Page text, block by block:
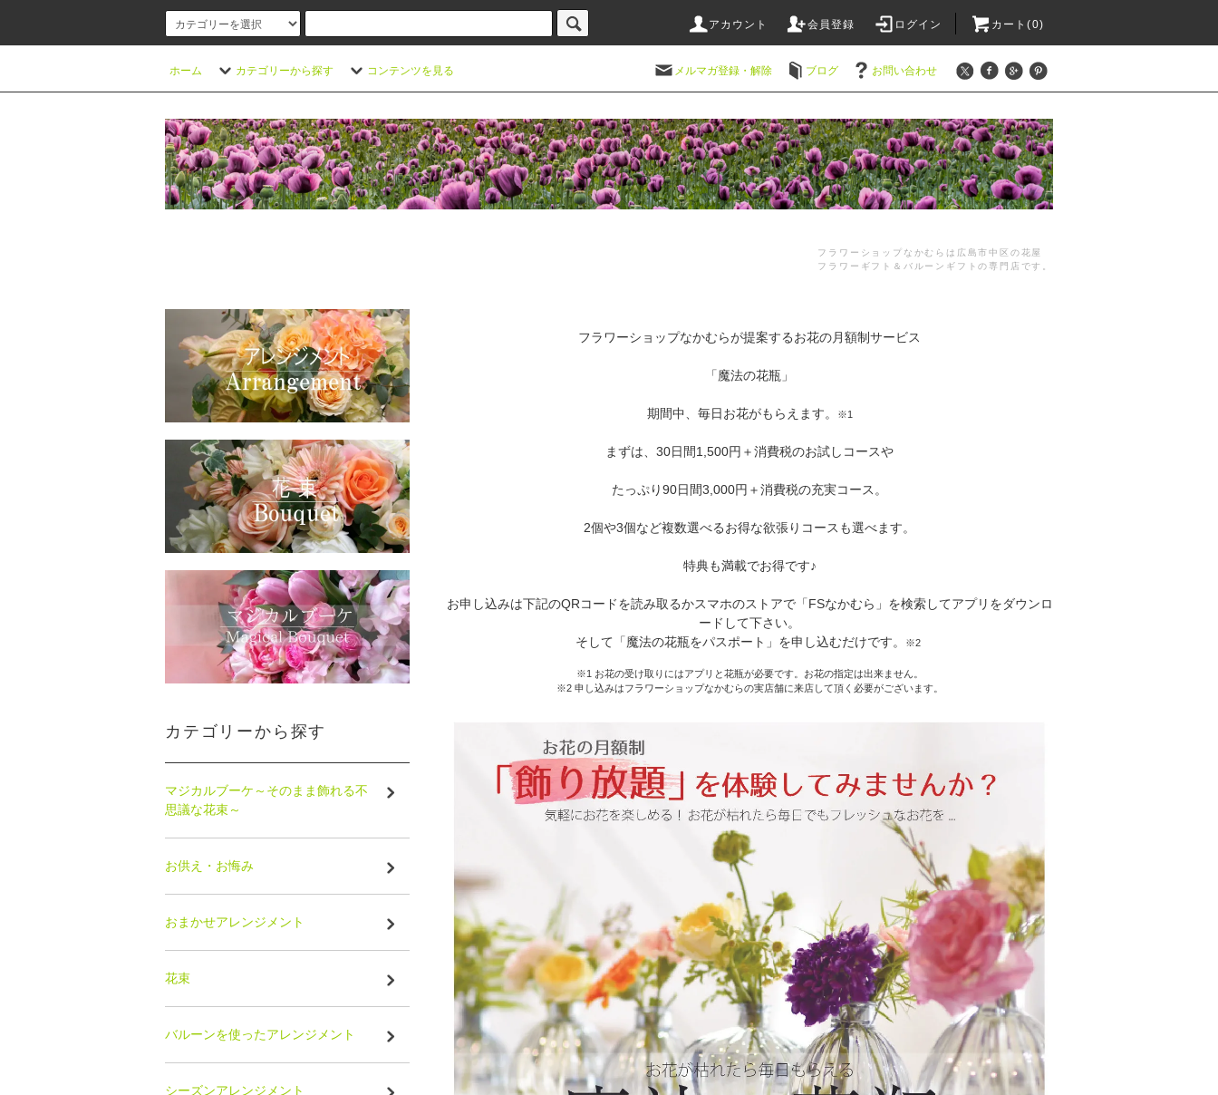
アカウント 会員登録 ログイン カート(0)
ホーム カテゴリーから探す コンテンツを見る メルマガ登録・解除 ブログ お問い合わせ
フラワーショップなかむらは広島市中区の花屋
フラワーギフト＆バルーンギフトの専門店です。
フラワーショップなかむらが提案するお花の月額制サービス
「魔法の花瓶」
期間中、毎日お花がもらえます。 ※1
まずは、30日間1,500円＋消費税のお試しコースや
たっぷり90日間3,000円＋消費税の充実コース。
2個や3個など複数選べるお得な欲張りコースも選べます。
特典も満載でお得です♪
お申し込みは下記のQRコードを読み取るかスマホのストアで「FSなかむら」を検索してアプリをダウンロ
ードして下さい。
そして「魔法の花瓶をパスポート」を申し込むだけです。
※2
※1 お花の受け取りにはアプリと花瓶が必要です。お花の指定は出来ません。
※2 申し込みはフラワーショップなかむらの実店舗に来店して頂く必要がございます。
カテゴリーから探す
マジカルブーケ～そのまま飾れる不
思議な花束～
お供え・お悔み
おまかせアレンジメント
花束
バルーンを使ったアレンジメント
シーズンアレンジメント